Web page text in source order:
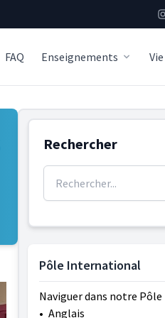
FAQ Enseignements
Rechercher
Pôle International
Naviguer dans notre
• Anglais